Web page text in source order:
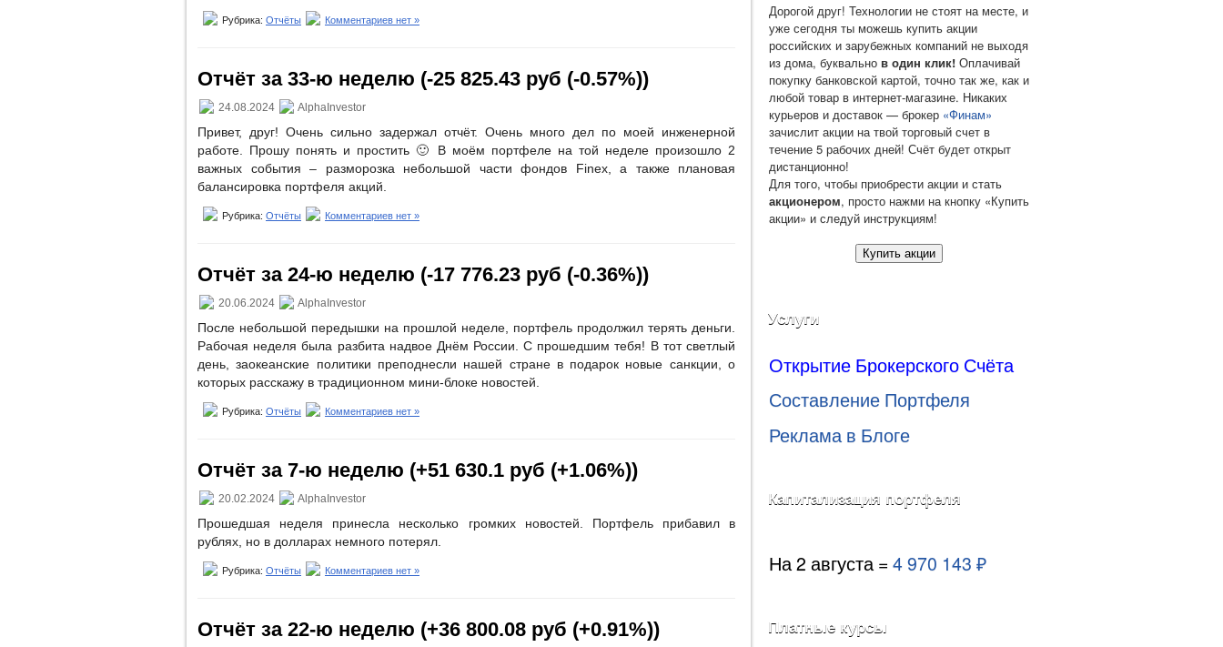
Рубрика: Отчёты Комментариев нет »
Отчёт за 33-ю неделю (-25 825.43 руб (-0.57%))
24.08.2024 AlphaInvestor
Привет, друг! Очень сильно задержал отчёт. Очень много дел по моей инженерной
работе. Прошу понять и простить 🙂 В моём портфеле на той неделе произошло 2
важных события – разморозка небольшой части фондов Finex, а также плановая
балансировка портфеля акций.
Рубрика: Отчёты Комментариев нет »
Отчёт за 24-ю неделю (-17 776.23 руб (-0.36%))
20.06.2024 AlphaInvestor
После небольшой передышки на прошлой неделе, портфель продолжил терять деньги.
Рабочая неделя была разбита надвое Днём России. С прошедшим тебя! В тот светлый
день, заокеанские политики преподнесли нашей стране в подарок новые санкции, о
которых расскажу в традиционном мини-блоке новостей.
Рубрика: Отчёты Комментариев нет »
Отчёт за 7-ю неделю (+51 630.1 руб (+1.06%))
20.02.2024 AlphaInvestor
Прошедшая неделя принесла несколько громких новостей. Портфель прибавил в
рублях, но в долларах немного потерял.
Рубрика: Отчёты Комментариев нет »
Отчёт за 22-ю неделю (+36 800.08 руб (+0.91%))
Дорогой друг! Технологии не стоят на месте, и
уже сегодня ты можешь купить акции
российских и зарубежных компаний не выходя
из дома, буквально в один клик! Оплачивай
покупку банковской картой, точно так же, как и
любой товар в интернет-магазине. Никаких
курьеров и доставок — брокер «Финам»
зачислит акции на твой торговый счет в
течение 5 рабочих дней! Счёт будет открыт
дистанционно!
Для того, чтобы приобрести акции и стать
акционером, просто нажми на кнопку «Купить
акции» и следуй инструкциям!
Купить акции
Услуги
Открытие Брокерского Счёта
Составление Портфеля
Реклама в Блоге
Капитализация портфеля
На 2 августа = 4 970 143 ₽
Платные курсы